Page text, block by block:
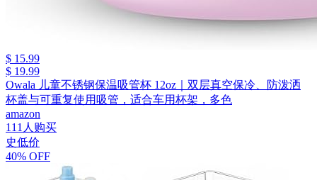
$ 15.99
$ 19.99
Owala 儿童不锈钢保温吸管杯 12oz｜双层真空保冷、防泼洒
杯盖与可重复使用吸管，适合车用杯架，多色
amazon
111人购买
史低价
40% OFF